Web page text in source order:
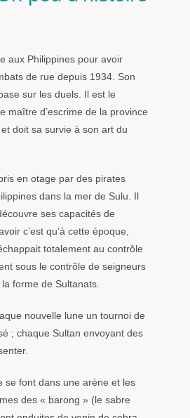
aux Philippines pour avoir
de rue depuis 1934. Son
sur les duels. Il est le
maître d’escrime de la province
doit sa survie à son art du
en otage par des pirates
dans la mer de Sulu. Il
ses capacités de
c’est qu’à cette époque,
totalement au contrôle
sous le contrôle de seigneurs
forme de Sultanats.
nouvelle lune un tournoi de
; chaque Sultan envoyant des
se font dans une arène et les
des « barong » (le sabre